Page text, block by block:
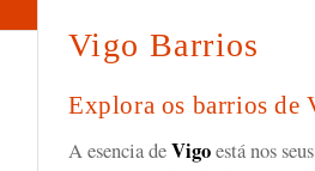
Vigo Barrios
Explora os barrios de
A esencia deVigoestá nos